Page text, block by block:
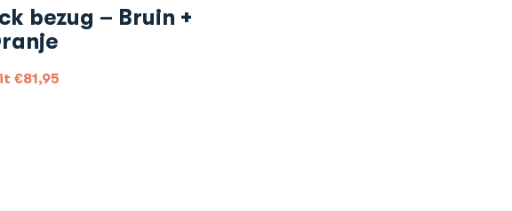
bezug – Bruin +
€81,95